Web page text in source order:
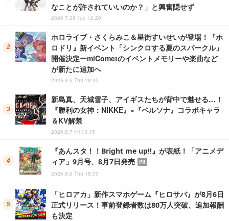
なことが許されていいのか？」と興奮隠せず
2026.7.28 Tue 12:20
ホロライブ・さくらみこ＆星街すいせいが登場！『ホ
ロドリ』新イベント「シンクロする夏のスパークル」
開催決定ーmiCometのイベントメモリーや楽曲など
が新たに追加へ
2026.8.6 Thu 18:45
新島真、天城雪子、アイギスたちが背中で魅せる…！
『勝利の女神：NIKKE』×『ペルソナ』コラボキャラ
＆KV解禁
2026.8.7 Fri 13:15
『あんスタ！！Bright me up!!』が表紙！「アニメデ
ィア」9月号、8月7日発売
PR
2026.8.6 Thu 18:30
「ヒロアカ」新作スマホゲーム『ヒロサバ』が8月6日
正式リリース！事前登録者数は80万人突破、追加報酬
も決定